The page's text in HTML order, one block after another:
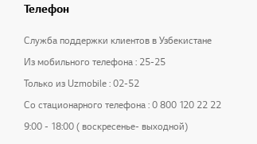
Телефон
Служба поддержки клиентов в Узбекистане
Из мобильного телефона : 25-25
Только из Uzmobile : 02-52
Со стационарного телефона : 0 800 120 22 22
9:00 - 18:00 ( воскресенье- выходной)